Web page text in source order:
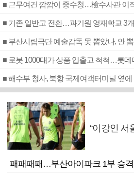
■ 근무여건 깜깜이 중수청…檢수사관 이
■ 기존 일반고 전환…과기원 영재학교 3
■ 부산시립극단 예술감독 못 뽑았나, 안
■ 로봇 1000대가 상품 입출고 척척…롯데
■ 해수부 청사, 북항 국제여객터미널 옆에
“이강인 서
패패패패…부산아이파크 1부 승